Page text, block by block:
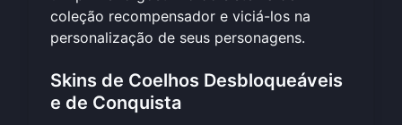
coleção recompensador e viciá-los na
personalização de seus personagens.
Skins de Coelhos Desbloqueáveis
e de Conquista